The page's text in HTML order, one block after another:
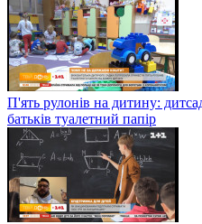
П'ять рулонів на дитину:
батьків туалетний папір